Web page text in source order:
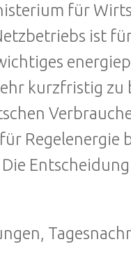
für
ist
kurzfristig
Regelenergie